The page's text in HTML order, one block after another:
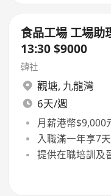
食品工場 工場助
13:30 $9000
韓社
觀塘, 九龍灣
6天/週
月薪港幣$9,000
入職滿一年享7
提供在職培訓及